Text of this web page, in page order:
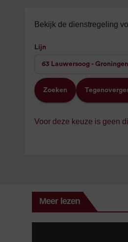
Bekijk de dienstregeling
Lijn
Zoeken
Voor deze keuze is geen
Meer lezen